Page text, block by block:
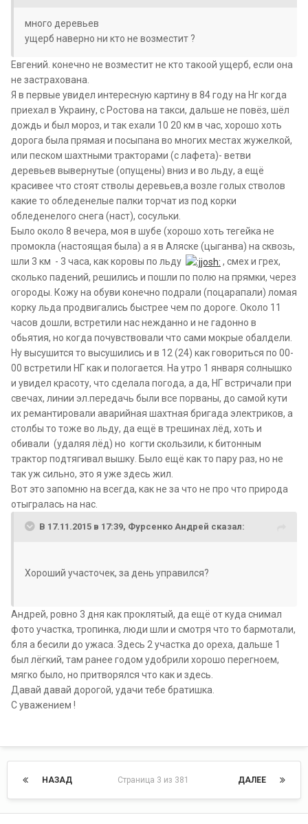
много деревьев
ущерб наверно ни кто не возместит ?
Евгений. конечно не возместит не кто такоой ущерб, если она
не застрахована.
Я в первые увидел интересную картину в 84 году на Нг когда
приехал в Украину, с Ростова на такси, дальше не повёз, шёл
дождь и был мороз, и так ехали 10 20 км в час, хорошо хоть
дорога была прямая и посыпана во многих местах жужелкой,
или песком шахтными тракторами (с лафета)- ветви
деревьев вывернутые (опущены) вниз и во льду, а ещё
красивее что стоят стволы деревьев,а возле голых стволов
какие то обледенелые палки торчат из под корки
обледенелого снега (наст), сосульки.
Было около 8 вечера, моя в шубе (хорошо хоть тегейка не
промокла (настоящая была) а я в Аляске (цыганва) на сквозь,
шли 3 км - 3 часа, как коровы по льду
, смех и грех,
сколько падений, решились и пошли по полю на прямки, через
огороды. Кожу на обуви конечно подрали (поцарапали) ломая
корку льда продвигались быстрее чем по дороге. Около 11
часов дошли, встретили нас нежданно и не гадонно в
обьятия, но когда почувствовали что сами мокрые обалдели.
Ну высушится то высушились и в 12 (24) как говориться по 00-
00 встретили НГ как и пологается. На утро 1 января солнышко
и увидел красоту, что сделала погода, а да, НГ встричали при
свечах, линии эл.передачь были все порваны, до самой кути
их ремантировали аварийная шахтная бригада электриков, а
столбы то тоже во льду, да ещё в трешинах лёд, хоть и
обивали (удаляя лёд) но когти скользили, к битонным
трактор подтягивал вышку. Было ещё как то пару раз, но не
так уж сильно, это я уже здесь жил.
Вот это запомню на всегда, как не за что не про что природа
отыгралась на нас.
В 17.11.2015 в 17:39, Фурсенко Андрей сказал:
Хороший участочек, за день управился?
Андрей, ровно 3 дня как проклятый, да ещё от куда снимал
фото участка, тропинка, люди шли и смотря что то бармотали,
бля а бесили до ужаса. Здесь 2 участка до ореха, дальше 1
был лёгкий, там ранее годом удобрили хорошо перегноем,
мягко было, но притворялся что как и здесь.
Давай давай дорогой, удачи тебе братишка.
С уважением !
НАЗАД ДАЛЕЕ
Страница 3 из 381